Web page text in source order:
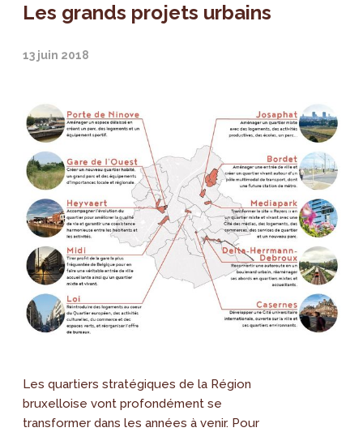
Les grands projets urbains
13 juin 2018
Les quartiers stratégiques de la Région
bruxelloise vont profondément se
transformer dans les années à venir. Pour